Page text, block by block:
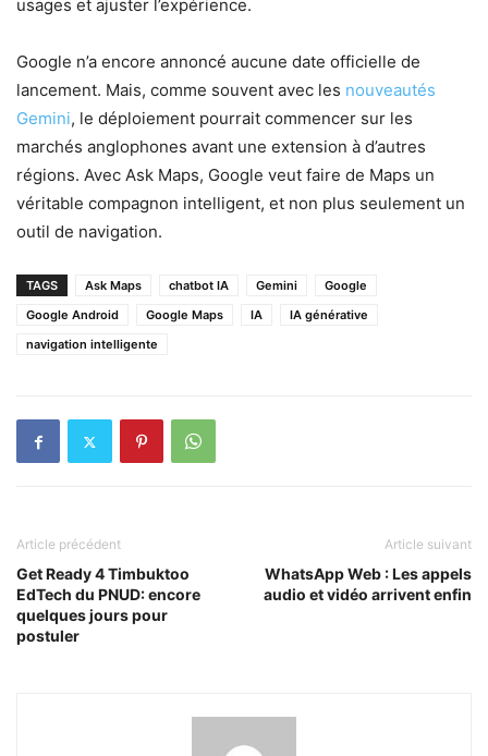
usages et ajuster l’expérience.
Google n’a encore annoncé aucune date officielle de
lancement. Mais, comme souvent avec les nouveautés
Gemini, le déploiement pourrait commencer sur les
marchés anglophones avant une extension à d’autres
régions. Avec Ask Maps, Google veut faire de Maps un
véritable compagnon intelligent, et non plus seulement un
outil de navigation.
TAGS Ask Maps chatbot IA Gemini
Google
Google Android
Google Maps IA
IA générative
navigation intelligente
Article précédent
Get Ready 4 Timbuktoo
EdTech du PNUD: encore
quelques jours pour
postuler
Article suivant
WhatsApp Web : Les appels
audio et vidéo arrivent enfin